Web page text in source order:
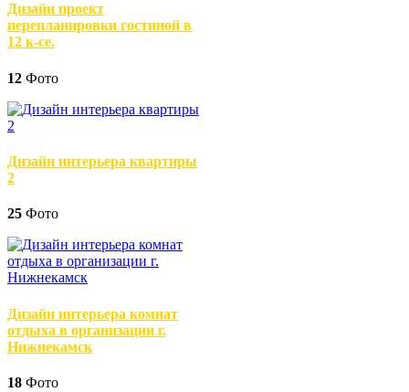
Дизайн проект
перепланировки гостиной в
12 к-се.
12 Фото
Дизайн интерьера квартиры
2
25 Фото
Дизайн интерьера комнат
отдыха в организации г.
Нижнекамск
18 Фото